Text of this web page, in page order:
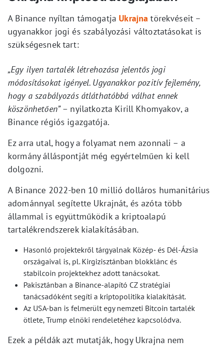
A Binance nyíltan támogatja Ukrajna törekvéseit –
ugyanakkor jogi és szabályozási változtatásokat is
szükségesnek tart:
„Egy ilyen tartalék létrehozása jelentős jogi
módosításokat igényel. Ugyanakkor pozitív fejlemény,
hogy a szabályozás átláthatóbbá válhat ennek
köszönhetően”– nyilatkozta Kirill Khomyakov, a
Binance régiós igazgatója.
Ez arra utal, hogy a folyamat nem azonnali – a
kormány álláspontját még egyértelműen ki kell
dolgozni.
A Binance 2022-ben 10 millió dolláros humanitárius
adománnyal segítette Ukrajnát, és azóta több
állammal is együttműködik a kriptoalapú
tartalékrendszerek kialakításában.
Hasonló projektekről tárgyalnak Közép- és Dél-Ázsia
országaival is, pl. Kirgizisztánban blokklánc és
stabilcoin projektekhez adott tanácsokat.
Pakisztánban a Binance-alapító CZ stratégiai
tanácsadóként segíti a kriptopolitika kialakítását.
Az USA-ban is felmerült egy nemzeti Bitcoin tartalék
ötlete, Trump elnöki rendeletéhez kapcsolódva.
Ezek a példák azt mutatják, hogy Ukrajna nem